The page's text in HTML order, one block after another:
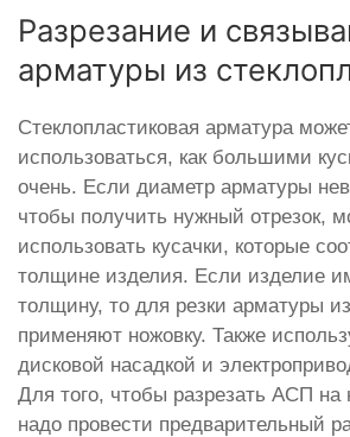
Разрезание и
арматуры из
Стеклопластиковая арматура
использоваться, как большими
очень. Если диаметр арматуры
чтобы получить нужный отрезок,
использовать кусачки, которые
толщине изделия. Если изделие
толщину, то для резки арматуры
применяют ножовку. Также
дисковой насадкой и
Для того, чтобы разрезать АСП на
надо провести предварительный